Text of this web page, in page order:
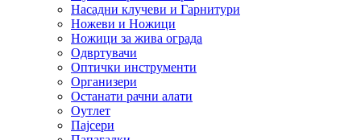
Насадни клучеви и Гарнитури
Ножеви и Ножици
Ножици за жива ограда
Одвртувачи
Оптички инструменти
Организери
Останати рачни алати
Оутлет
Пајсери